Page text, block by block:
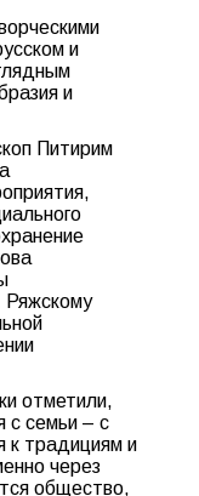
и
и
Питирим
Ряжскому
отметили,
с семьи – с
к традициям и
через
общество,